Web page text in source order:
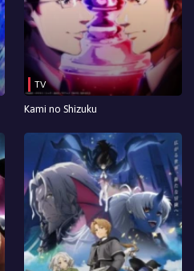
TV
Kami no Shizuku